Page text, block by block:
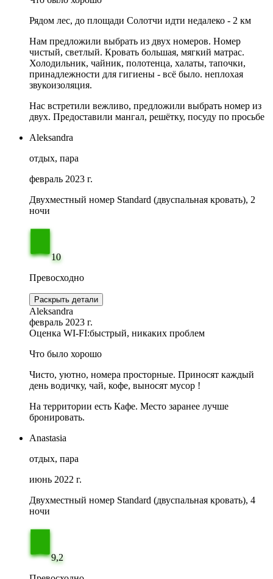
Рядом лес, до площади Солотчи идти недалеко - 2 км
Нам предложили выбрать из двух номеров. Номер
чистый, светлый. Кровать большая, мягкий матрас.
Холодильник, чайник, полотенца, халаты, тапочки,
принадлежности для гигиены - всё было. неплохая
звукоизоляция.
Нас встретили вежливо, предложили выбрать номер из
двух. Предоставили мангал, решётку, посуду по просьбе
Aleksandra
отдых, пара
февраль 2023 г.
Двухместный номер Standard (двуспальная кровать), 2
ночи
10
Превосходно
Раскрыть детали
Aleksandra
февраль 2023 г.
Оценка WI-FI:быстрый, никаких проблем
Что было хорошо
Чисто, уютно, номера просторные. Приносят каждый
день водичку, чай, кофе, выносят мусор !
На территории есть Кафе. Место заранее лучше
бронировать.
Anastasia
отдых, пара
июнь 2022 г.
Двухместный номер Standard (двуспальная кровать), 4
ночи
9,2